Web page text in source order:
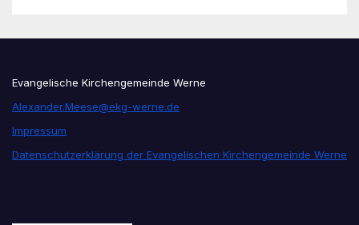
Evangelische Kirchengemeinde Werne
Alexander.Meese@ekg-werne.de
Impressum
Datenschutzerklärung der Evangelischen Kirchengemeinde Werne